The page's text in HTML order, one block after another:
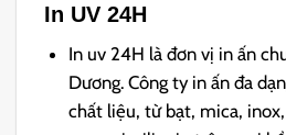
In UV 24H
In uv 24H là đơn vị in ấn
Dương. Công ty in ấn đa
chất liệu, từ bạt, mica,